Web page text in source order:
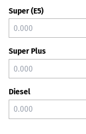
Super (E5)
Super Plus
Diesel